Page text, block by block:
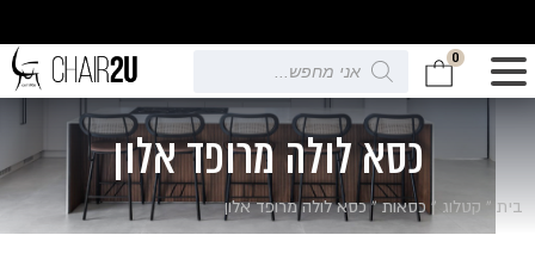
0
Products
search
כסא לולה מרופד אלון
בית » קטלוג » כסאות»כסא לולה מרופד אלון